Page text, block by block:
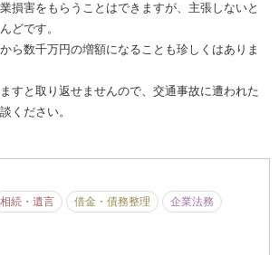
損害をもらうことはできますが、主張しないと
どです。
ら数千万円の増額になることも珍しくはありま
すと取り返せませんので、交通事故に遭われた
ください。
相続・遺言 借金・債務整理 企業法務